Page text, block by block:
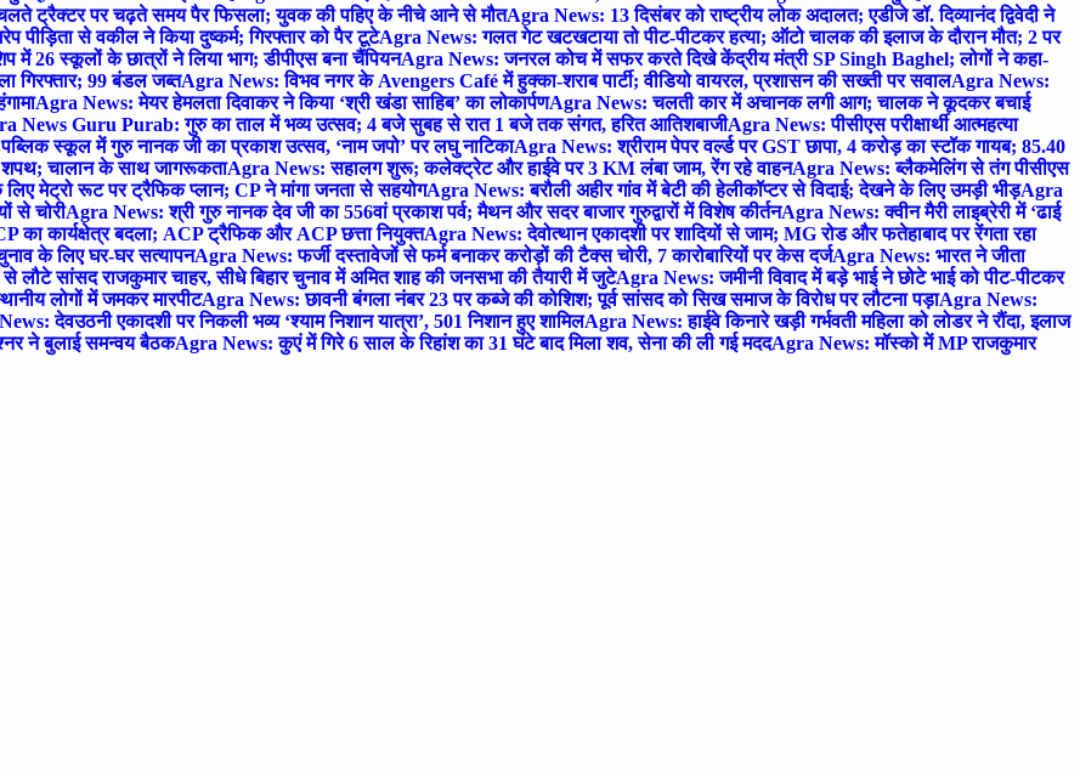
ट्रैक्टर पर चढ़ते समय पैर फिसला; युवक की पहिए के नीचे आने से मौतAgra News: 13 दिसंबर को राष्ट्रीय लोक अदालत; एडीजे डॉ. दिव्यानंद द्विवेदी ने
से वकील ने किया दुष्कर्म; गिरफ्तार को पैर टूटेAgra News: गलत गेट खटखटाया तो पीट-पीटकर हत्या; ऑटो चालक की इलाज के दौरान मौत; 2 पर
26 स्कूलों के छात्रों ने लिया भाग; डीपीएस बना चैंपियनAgra News: जनरल कोच में सफर करते दिखे केंद्रीय मंत्री SP Singh Baghel; लोगों ने कहा-
गिरफ्तार; 99 बंडल जब्तAgra News: विभव नगर के Avengers Café में हुक्का-शराब पार्टी; वीडियो वायरल, प्रशासन की सख्ती पर सवालAgra News:
Agra News: मेयर हेमलता दिवाकर ने किया ‘श्री खंडा साहिब’ का लोकार्पणAgra News: चलती कार में अचानक लगी आग; चालक ने कूदकर बचाई
News Guru Purab: गुरु का ताल में भव्य उत्सव; 4 बजे सुबह से रात 1 बजे तक संगत, हरित आतिशबाजीAgra News: पीसीएस परीक्षार्थी आत्महत्या
स्कूल में गुरु नानक जी का प्रकाश उत्सव, ‘नाम जपो’ पर लघु नाटिकाAgra News: श्रीराम पेपर वर्ल्ड पर GST छापा, 4 करोड़ का स्टॉक गायब; 85.40
शपथ; चालान के साथ जागरूकताAgra News: सहालग शुरू; कलेक्ट्रेट और हाईवे पर 3 KM लंबा जाम, रेंग रहे वाहनAgra News: ब्लैकमेलिंग से तंग पीसीएस
मेट्रो रूट पर ट्रैफिक प्लान; CP ने मांगा जनता से सहयोगAgra News: बरौली अहीर गांव में बेटी की हेलीकॉप्टर से विदाई; देखने के लिए उमड़ी भीड़Agra
से चोरीAgra News: श्री गुरु नानक देव जी का 556वां प्रकाश पर्व; मैथन और सदर बाजार गुरुद्वारों में विशेष कीर्तनAgra News: क्वीन मैरी लाइब्रेरी में ‘ढाई
का कार्यक्षेत्र बदला; ACP ट्रैफिक और ACP छत्ता नियुक्तAgra News: देवोत्थान एकादशी पर शादियों से जाम; MG रोड और फतेहाबाद पर रेंगता रहा
के लिए घर-घर सत्यापनAgra News: फर्जी दस्तावेजों से फर्म बनाकर करोड़ों की टैक्स चोरी, 7 कारोबारियों पर केस दर्जAgra News: भारत ने जीता
से लौटे सांसद राजकुमार चाहर, सीधे बिहार चुनाव में अमित शाह की जनसभा की तैयारी में जुटेAgra News: जमीनी विवाद में बड़े भाई ने छोटे भाई को पीट-पीटकर
लोगों में जमकर मारपीटAgra News: छावनी बंगला नंबर 23 पर कब्जे की कोशिश; पूर्व सांसद को सिख समाज के विरोध पर लौटना पड़ाAgra News:
देवउठनी एकादशी पर निकली भव्य ‘श्याम निशान यात्रा’, 501 निशान हुए शामिलAgra News: हाईवे किनारे खड़ी गर्भवती महिला को लोडर ने रौंदा, इलाज
ने बुलाई समन्वय बैठकAgra News: कुएं में गिरे 6 साल के रिहांश का 31 घंटे बाद मिला शव, सेना की ली गई मददAgra News: मॉस्को में MP राजकुमार